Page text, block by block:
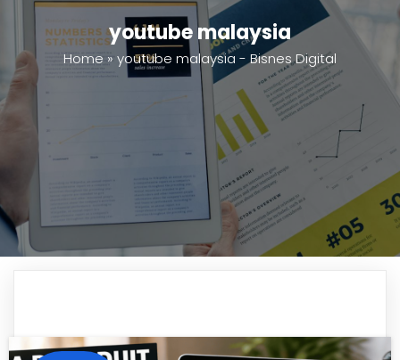
youtube malaysia
Home » youtube malaysia - Bisnes Digital